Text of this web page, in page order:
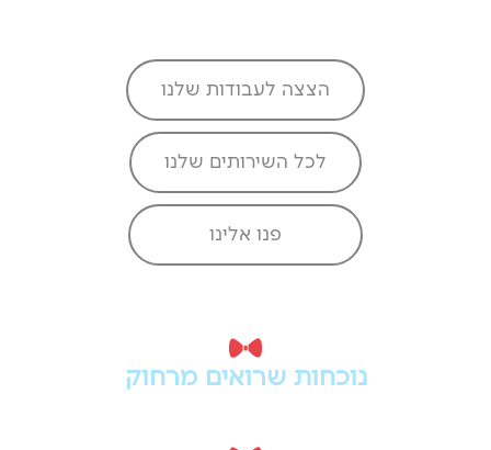
הצצה לעבודות שלנו
לכל השירותים שלנו
פנו אלינו
נוכחות שרואים מרחוק